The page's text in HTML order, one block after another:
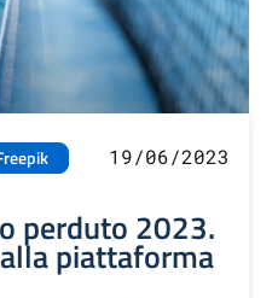
19/06/2023
perduto 2023.
piattaforma